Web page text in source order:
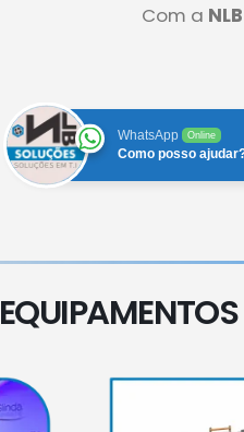
Com a
WhatsApp Online
Como posso